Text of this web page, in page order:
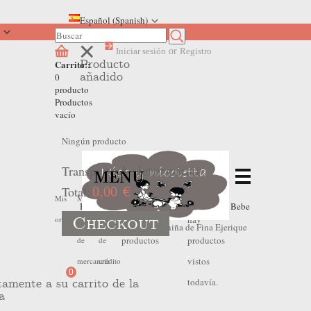
Español (Spanish)
Mis
ordenes
Mis
devoluciones
de
mercancia
Mis
hojas
de
crédito
No
hay
productos
No
hay
productos
vistos
todavía.
Iniciar sesión or Registro
Carrito::
0
0
producto
Productos
vacío
Ningún producto
TransporteA determinar
Total: 0,00 €
Checkout
Producto
añadido
a su carrito de la
MENU
Home Outlet Verano >Oulet Verano Bebe
Niña > Chaqueta bebe niña de Fina Ejerique